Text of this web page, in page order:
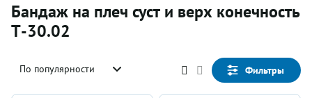
Бандаж на плеч суст и верх конечность
Т-30.02
По популярности Фильтры